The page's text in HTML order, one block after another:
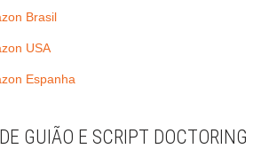
Brasil
USA
Espanha
GUIÃO E SCRIPT DOCTORING